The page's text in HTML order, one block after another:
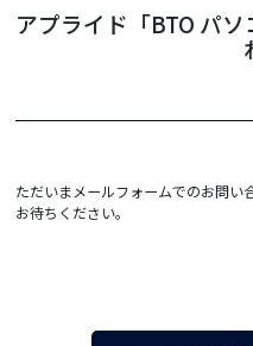
アプライド「BTO パ
ただいまメールフォームでのお問い
お待ちください。